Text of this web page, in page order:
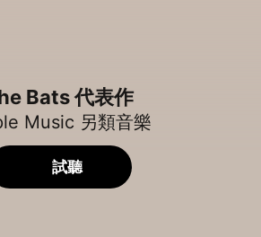
Bats 代表作
Music 另類音樂
試聽